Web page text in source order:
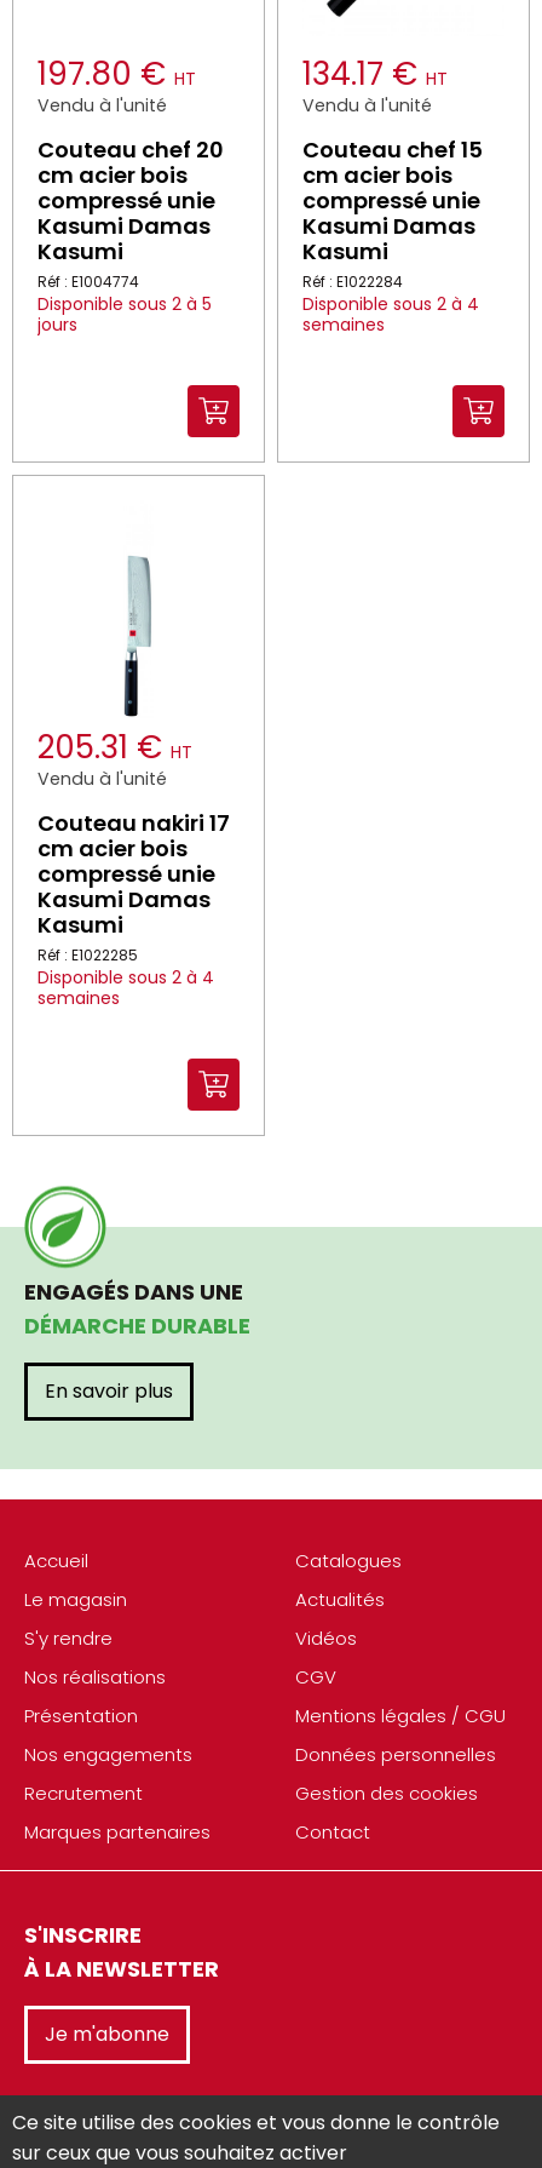
197.80 € HT
Vendu à l'unité
Couteau chef 20
cm acier bois
compressé unie
Kasumi Damas
Kasumi
Réf : E1004774
Disponible sous 2 à 5
jours
134.17 € HT
Vendu à l'unité
Couteau chef 15
cm acier bois
compressé unie
Kasumi Damas
Kasumi
Réf : E1022284
Disponible sous 2 à 4
semaines
205.31 € HT
Vendu à l'unité
Couteau nakiri 17
cm acier bois
compressé unie
Kasumi Damas
Kasumi
Réf : E1022285
Disponible sous 2 à 4
semaines
Accueil
Le magasin
S'y rendre
Nos réalisations
Présentation
Nos engagements
Recrutement
Marques partenaires
Catalogues
Actualités
Vidéos
CGV
Mentions légales / CGU
Données personnelles
Gestion des cookies
Contact
S'INSCRIRE
À LA NEWSLETTER
Je m'abonne
ENGAGÉS DANS UNE
DÉMARCHE DURABLE
En savoir plus
Ce site utilise des cookies et vous donne le contrôle
sur ceux que vous souhaitez activer